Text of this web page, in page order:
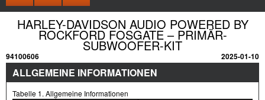
HARLEY-DAVIDSON AUDIO POWERED BY
ROCKFORD FOSGATE – PRIMÄR-
SUBWOOFER-KIT
94100606 2025-01-10
ALLGEMEINE INFORMATIONEN
Tabelle 1. Allgemeine Informationen